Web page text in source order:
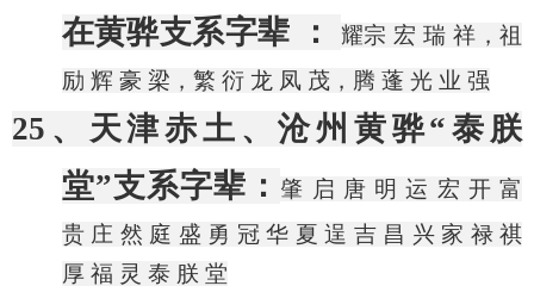
在黄骅支系字辈 ：耀宗 宏 瑞 祥，祖
励 辉 豪 梁，繁 衍 龙 凤 茂，腾 蓬 光 业 强
25、天津赤土、沧州黄骅“泰朕
堂”支系字辈：肇 启 唐 明 运 宏 开 富
贵 庄 然 庭 盛 勇 冠 华 夏 逞 吉 昌 兴 家 禄 祺
厚 福 灵 泰 朕 堂